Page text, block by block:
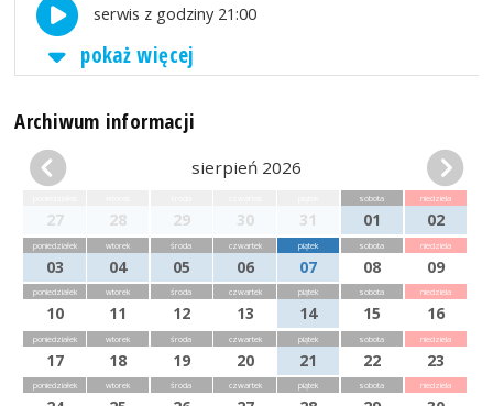
serwis z godziny 21:00
pokaż więcej
Archiwum informacji
sierpień 2026
27 28 29 30 31
sobota
01
niedziela
02
poniedziałek
03
wtorek
04
środa
05
czwartek
06
piątek
07
sobota
08
niedziela
09
poniedziałek
10
wtorek
11
środa
12
czwartek
13
piątek
14
sobota
15
niedziela
16
poniedziałek
17
wtorek
18
środa
19
czwartek
20
piątek
21
sobota
22
niedziela
23
poniedziałek wtorek środa czwartek piątek sobota niedziela